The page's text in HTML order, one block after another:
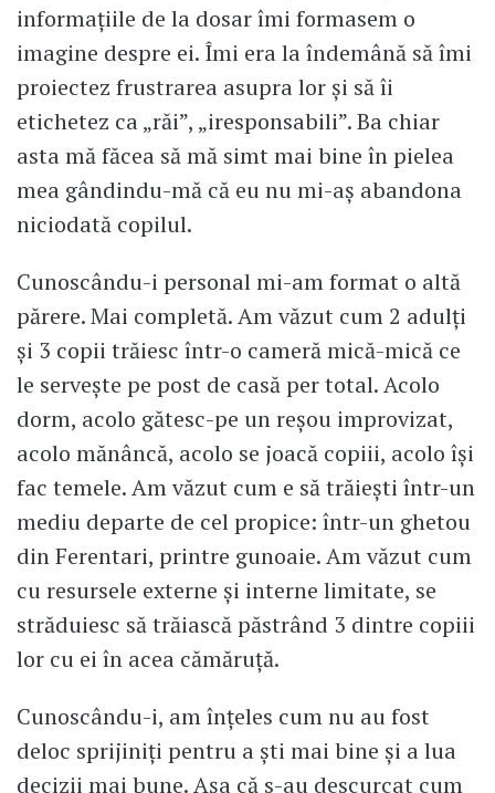
informațiile de la dosar îmi formasem o
imagine despre ei. Îmi era la îndemână să îmi
proiectez frustrarea asupra lor și să îi
etichetez ca „răi”, „iresponsabili”. Ba chiar
asta mă făcea să mă simt mai bine în pielea
mea gândindu-mă că eu nu mi-aș abandona
niciodată copilul.
Cunoscându-i personal mi-am format o altă
părere. Mai completă. Am văzut cum 2 adulți
și 3 copii trăiesc într-o cameră mică-mică ce
le servește pe post de casă per total. Acolo
dorm, acolo gătesc-pe un reșou improvizat,
acolo mănâncă, acolo se joacă copiii, acolo își
fac temele. Am văzut cum e să trăiești într-un
mediu departe de cel propice: într-un ghetou
din Ferentari, printre gunoaie. Am văzut cum
cu resursele externe și interne limitate, se
străduiesc să trăiască păstrând 3 dintre copiii
lor cu ei în acea cămăruță.
Cunoscându-i, am înțeles cum nu au fost
deloc sprijiniți pentru a ști mai bine și a lua
decizii mai bune. Așa că s-au descurcat cum